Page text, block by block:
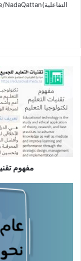
مفهوم
تقنيات
التعريف
والمجالات
مفهوم